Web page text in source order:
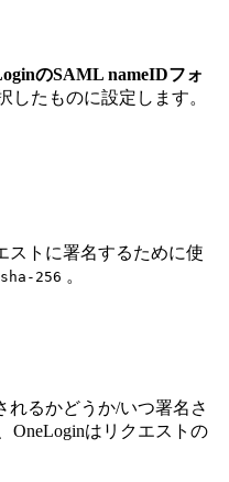
のSAML nameIDフォ
したものに設定します。
ストに署名するために使
sha-256 。
れるかどうか/いつ署名さ
OneLoginはリクエストの